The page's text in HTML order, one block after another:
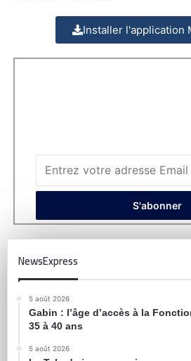
Installer l'application
NewsExpress
5 août 2026
Gabin : l’âge d’accès à la
35 à 40 ans
5 août 2026